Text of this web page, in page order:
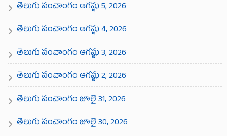
తెలుగు పంచాంగం ఆగష్టు 5, 2026
తెలుగు పంచాంగం ఆగష్టు 4, 2026
తెలుగు పంచాంగం ఆగష్టు 3, 2026
తెలుగు పంచాంగం ఆగష్టు 2, 2026
తెలుగు పంచాంగం జూలై 31, 2026
తెలుగు పంచాంగం జూలై 30, 2026